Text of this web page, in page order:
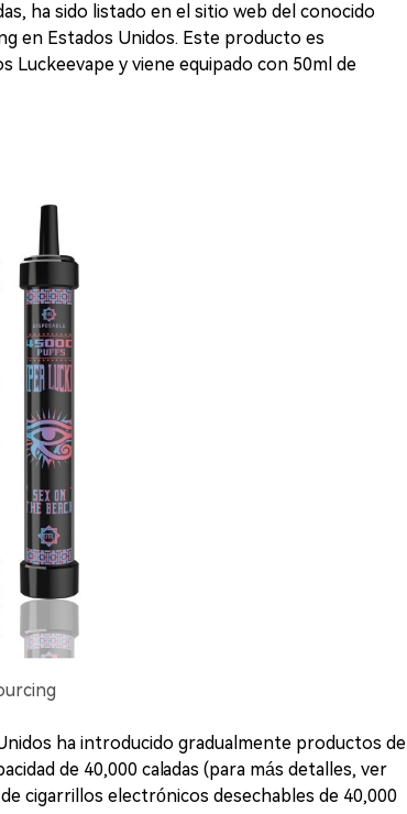
ha sido listado en el sitio web del conocido
en Estados Unidos. Este producto es
Luckeevape y viene equipado con 50ml de
ha introducido gradualmente productos de
de 40,000 caladas (para más detalles, ver
cigarrillos electrónicos desechables de 40,000